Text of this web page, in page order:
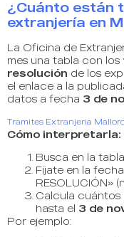
¿Cuánto están
extranjería en
La Oficina de
mes una tabla con los
resolución de los
el enlace a la
datos a fecha 3 de
Tramites Extranjeria
Cómo interpretarla:
Busca en la
Fíjate en la
RESOLUCIÓN»
Calcula cuántos
hasta el 3 de
Por ejemplo: